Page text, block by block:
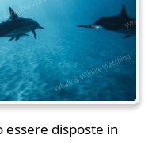
essere disposte in